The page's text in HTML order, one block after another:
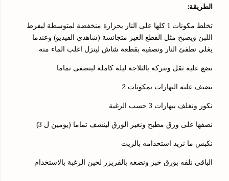
الطريقة:
تخلط مكونات 1 كلها على النار بحرارة منخفضة لمتوسطة ليفرط
اللبن ويصبح مثل القطع الغير متجانسة (شاهدي الفيديو) وعندما
يغلي نطفئ النار ونصفيه بقطعة شاش لينزل اغلب الماء منه
نضع عليه ثقل ونتركه بالثلاجة ليلة كاملة ليتصفى تماما
نضيف عليه البهارات بمكونات 2
نكور ونغلف ببهارات 3 حسب الرغبة
نصفها على ورق مطبخ ونغير الورق لينشف تماما (يومين ل 3)
نكبس ما نريد استخدامه بالزيت
الباقي نلفه بورق خبز ونضعه بالفريزر لحين الرغبة بالاستخدام